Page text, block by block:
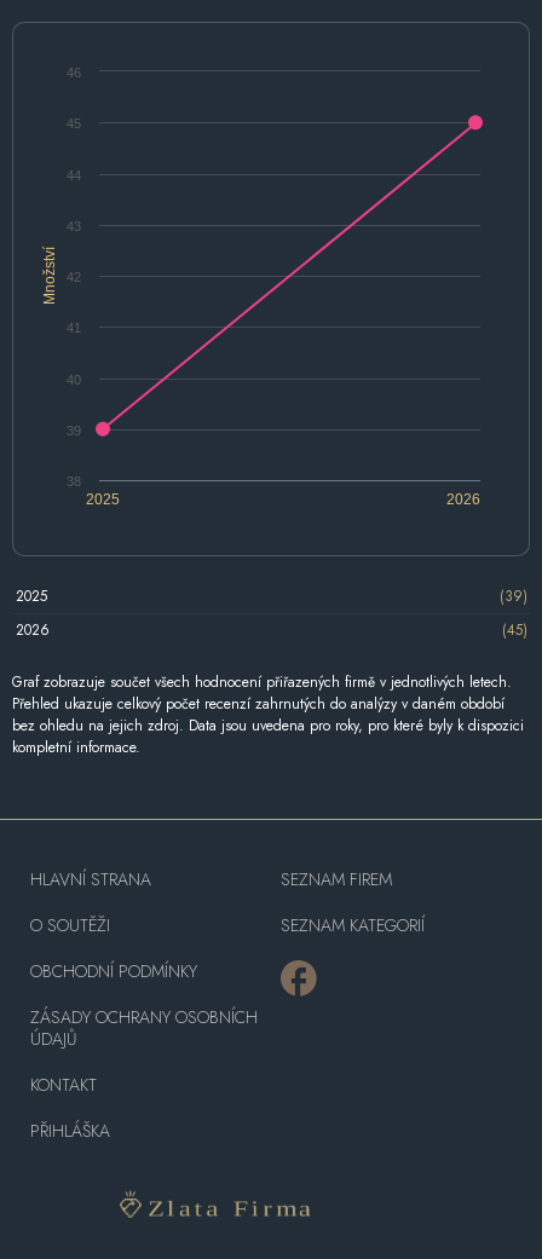
Množství
2025 2026
38
39
40
41
42
43
44
45
46
2025
(39)
2026
(45)
Graf zobrazuje součet všech hodnocení přiřazených firmě v jednotlivých letech.
Přehled ukazuje celkový počet recenzí zahrnutých do analýzy v daném období
bez ohledu na jejich zdroj. Data jsou uvedena pro roky, pro které byly k dispozici
kompletní informace.
HLAVNÍ STRANA
O SOUTĚŽI
OBCHODNÍ PODMÍNKY
ZÁSADY OCHRANY OSOBNÍCH
ÚDAJŮ
KONTAKT
PŘIHLÁŠKA
SEZNAM FIREM
SEZNAM KATEGORIÍ